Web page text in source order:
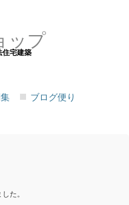
ップ
住宅建築
ブログ便り
た。